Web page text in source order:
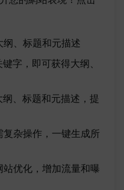
、标题和元描述
字，即可获得大纲、
、标题和元描述，提
杂操作，一键生成所
优化，增加流量和曝